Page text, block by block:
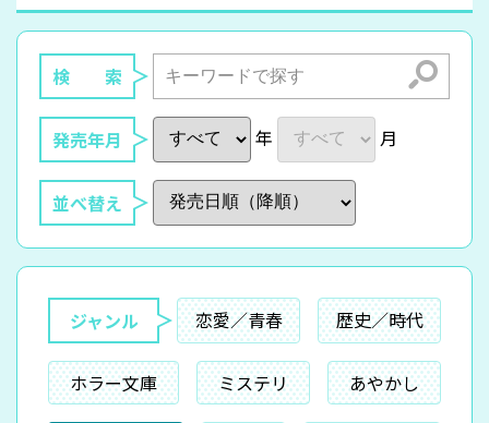
検 索 検索
発売年月 年 月
並べ替え
ジャンル 恋愛／青春 歴史／時代
ホラー文庫 ミステリ あやかし